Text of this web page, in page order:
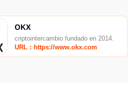
OKX
criptointercambio fundado en 2014.
URL：https://www.okx.com